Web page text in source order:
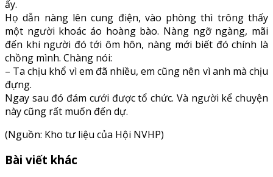
ấy.
Họ dẫn nàng lên cung điện, vào phòng thì trông thấy
một người khoác áo hoàng bào. Nàng ngỡ ngàng, mãi
đến khi người đó tới ôm hôn, nàng mới biết đó chính là
chồng mình. Chàng nói:
– Ta chịu khổ vì em đã nhiều, em cũng nên vì anh mà chịu
đựng.
Ngay sau đó đám cưới được tổ chức. Và người kể chuyện
này cũng rất muốn đến dự.
(Nguồn: Kho tư liệu của Hội NVHP)
Bài viết khác